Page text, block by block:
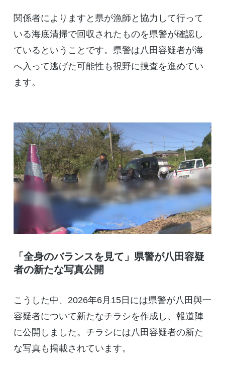
関係者によりますと県が漁師と協力して行って
いる海底清掃で回収されたものを県警が確認し
ているということです。県警は八田容疑者が海
へ入って逃げた可能性も視野に捜査を進めてい
ます。
「全身のバランスを見て」県警が八田容疑
者の新たな写真公開
こうした中、2026年6月15日には県警が八田與一
容疑者について新たなチラシを作成し、報道陣
に公開しました。チラシには八田容疑者の新た
な写真も掲載されています。